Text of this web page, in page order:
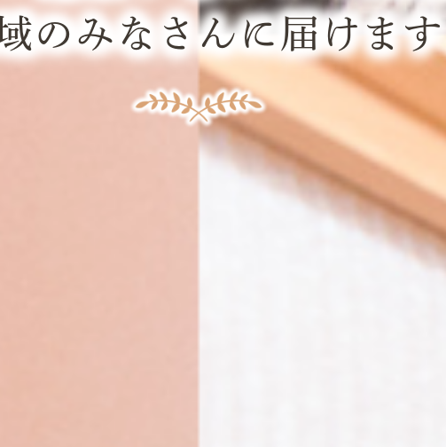
のみなさんに届けます